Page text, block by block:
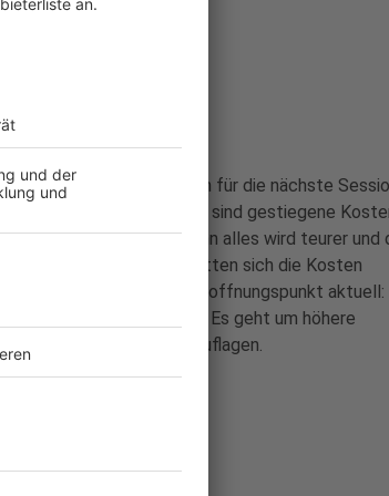
in Köln machen sich für die nächste
ziehen können. Grund sind gestiegene
Einnahmen gibt. Denn alles wird teurer und
Seit 2010 hätten sich die Kosten
auch nicht mehr. Großer Hoffnungspunkt aktuell:
mit der Stadtdirektorin. Es geht um höhere
geringere Sicherheitsauflagen.